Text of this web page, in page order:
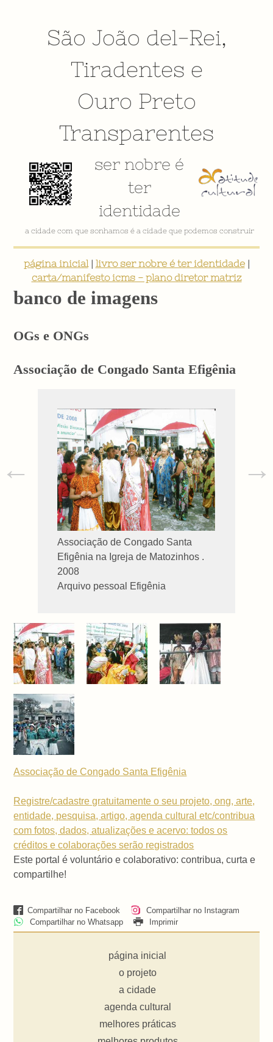
São João del-Rei,
Tiradentes e
Ouro Preto
Transparentes
ser nobre é
ter
identidade
a cidade com que sonhamos é a cidade que podemos construir
página inicial| livro ser nobre é ter identidade|
carta/manifesto icms - plano diretor matriz
banco de imagens
OGs e ONGs
Associação de Congado Santa Efigênia
Associação de Congado Santa
Efigênia na Igreja de Matozinhos .
2008
Arquivo pessoal Efigênia
← →
Associação de Congado Santa Efigênia
Registre/cadastre gratuitamente o seu projeto, ong, arte,
entidade, pesquisa, artigo, agenda cultural etc/contribua
com fotos, dados, atualizações e acervo: todos os
créditos e colaborações serão registrados
Este portal é voluntário e colaborativo: contribua, curta e
compartilhe!
Compartilhar no Facebook
Compartilhar no Instagram
Compartilhar no Whatsapp
Imprimir
página inicial
o projeto
a cidade
agenda cultural
melhores práticas